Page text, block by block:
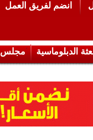
انضم لفريق العمل
الدبلوماسية مجلس